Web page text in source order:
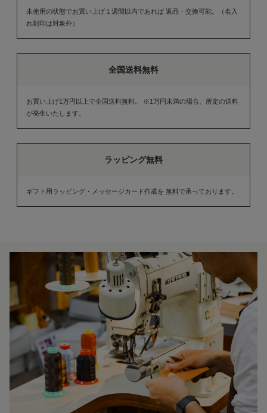
未使用の状態でお買い上げ１週間以内であれば 返品・交換可能。（名入
れ刻印は対象外）
全国送料無料
お買い上げ1万円以上で全国送料無料。 ※1万円未満の場合、所定の送料
が発生いたします。
ラッピング無料
ギフト用ラッピング・メッセージカード作成を 無料で承っております。